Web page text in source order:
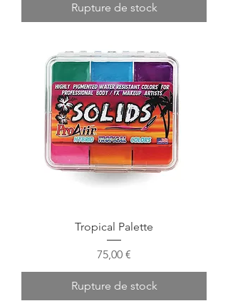
Rupture de stock
Tropical Palette
Prix
75,00 €
Rupture de stock